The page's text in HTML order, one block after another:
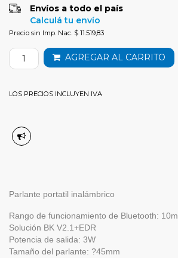
Envíos a todo el país
Calculá tu envío
Precio sin Imp. Nac. $ 11.519,83
AGREGAR AL CARRITO
LOS PRECIOS INCLUYEN IVA
Parlante portatil inalámbrico
Rango de funcionamiento de Bluetooth: 10m
Solución BK V2.1+EDR
Potencia de salida: 3W
Tamaño del parlante: ?45mm